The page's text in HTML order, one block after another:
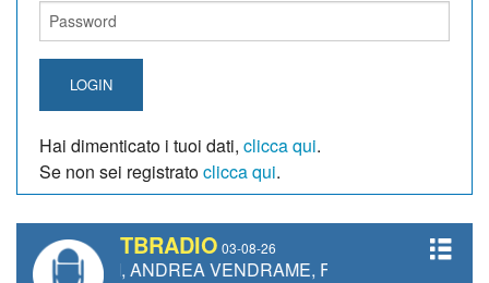
LOGIN
Hai dimenticato i tuoi dati, clicca qui.
Se non sei registratoclicca qui.
TBRADIO 03-08-26
ANDREA VENDRAME, FILIPPO FIORELLI